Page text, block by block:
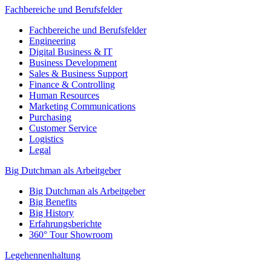
Fachbereiche und Berufsfelder
Fachbereiche und Berufsfelder
Engineering
Digital Business & IT
Business Development
Sales & Business Support
Finance & Controlling
Human Resources
Marketing Communications
Purchasing
Customer Service
Logistics
Legal
Big Dutchman als Arbeitgeber
Big Dutchman als Arbeitgeber
Big Benefits
Big History
Erfahrungsberichte
360° Tour Showroom
Legehennenhaltung